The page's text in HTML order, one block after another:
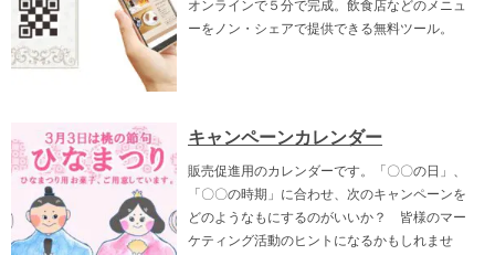
オンラインで５分で完成。飲食店などのメニュ
ーをノン・シェアで提供できる無料ツール。
キャンペーンカレンダー
販売促進用のカレンダーです。「〇〇の日」、
「〇〇の時期」に合わせ、次のキャンペーンを
どのようなもにするのがいいか？ 皆様のマー
ケティング活動のヒントになるかもしれませ